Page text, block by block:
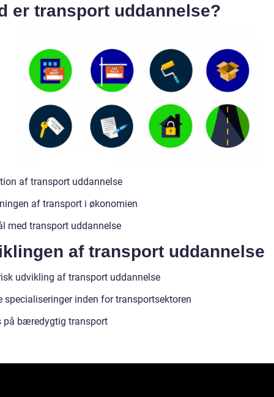
er transport uddannelse?
af transport uddannelse
af transport i økonomien
med transport uddannelse
af transport uddannelse
udvikling af transport uddannelse
specialiseringer inden for transportsektoren
på bæredygtig transport